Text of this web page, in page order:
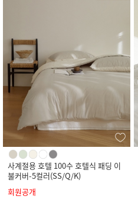
사계절용 호텔 100수 호텔식 패딩 이
불커버-5컬러(SS/Q/K)
회원공개